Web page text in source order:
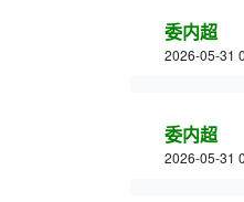
委内超
2026-05-31
委内超
2026-05-31